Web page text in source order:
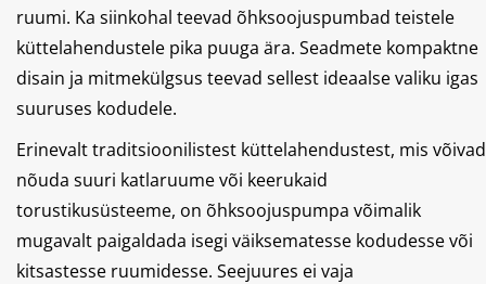
ruumi. Ka siinkohal teevad õhksoojuspumbad teistele
küttelahendustele pika puuga ära. Seadmete kompaktne
disain ja mitmekülgsus teevad sellest ideaalse valiku igas
suuruses kodudele.
Erinevalt traditsioonilistest küttelahendustest, mis võivad
nõuda suuri katlaruume või keerukaid
torustikusüsteeme, on õhksoojuspumpa võimalik
mugavalt paigaldada isegi väiksematesse kodudesse või
kitsastesse ruumidesse. Seejuures ei vaja